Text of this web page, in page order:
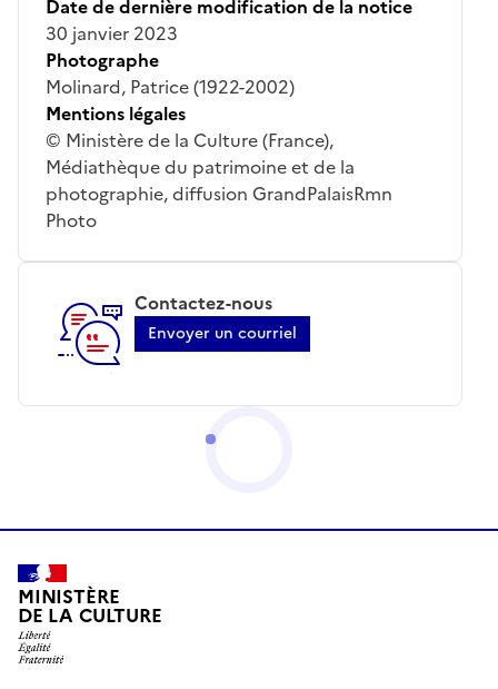
Date de dernière modification de la notice
30 janvier 2023
Photographe
Molinard, Patrice (1922-2002)
Mentions légales
© Ministère de la Culture (France),
Médiathèque du patrimoine et de la
photographie, diffusion GrandPalaisRmn
Photo
Contactez-nous
Envoyer un courriel
MINISTÈRE
DE LA CULTURE